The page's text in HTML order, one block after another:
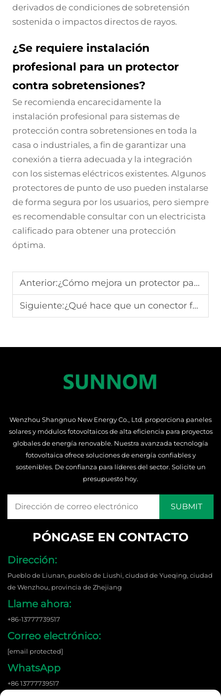
derivados de condiciones de sobretensión
sostenida o impactos directos de rayos.
¿Se requiere instalación
profesional para un protector
contra sobretensiones?
Se recomienda encarecidamente la
instalación profesional para sistemas de
protección contra sobretensiones en toda la
casa o industriales, a fin de garantizar una
conexión a tierra adecuada y la integración
con los sistemas eléctricos existentes. Algunos
protectores de punto de uso pueden instalarse
de forma segura por los usuarios, pero siempre
es recomendable consultar con un electricista
calificado para obtener una protección
óptima.
Anterior:¿Cómo mejora un protector pararrayos la seguridad eléctrica?
Siguiente:¿Qué hace que un conector fotovoltaico sea crítico en los sistemas solares?
Wenzhou Shangnuo New Energy Co., Ltd. proporciona paneles
solares y módulos fotovoltaicos de alta eficiencia para proyectos
globales de energía renovable. Nuestra avanzada tecnología
fotovoltaica ofrece soluciones de energía confiables y
sostenibles. De confianza para líderes del sector. Solicite un
presupuesto hoy.
PÓNGASE EN CONTACTO
Dirección:
Pueblo de Liunan, pueblo de Liushi, ciudad de Yueqing, ciudad
de Wenzhou, provincia de Zhejiang
Llame ahora:
+86-13777739517
Correo electrónico:
[email protected]
WhatsApp
+86 13777739517